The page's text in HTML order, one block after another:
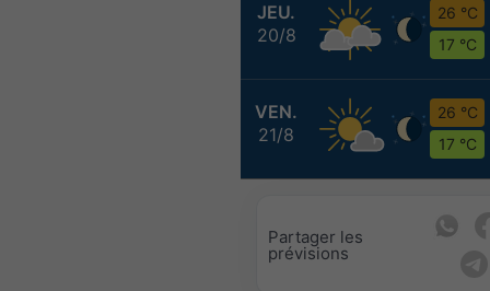
JEU.
20/8
26 °C
17 °C
VEN.
21/8
26 °C
17 °C
Partager les
prévisions